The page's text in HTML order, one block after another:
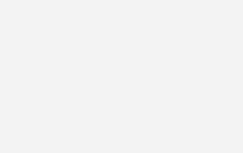
Sie regelmäßig von uns
und Neuigkeiten, gebündelt und